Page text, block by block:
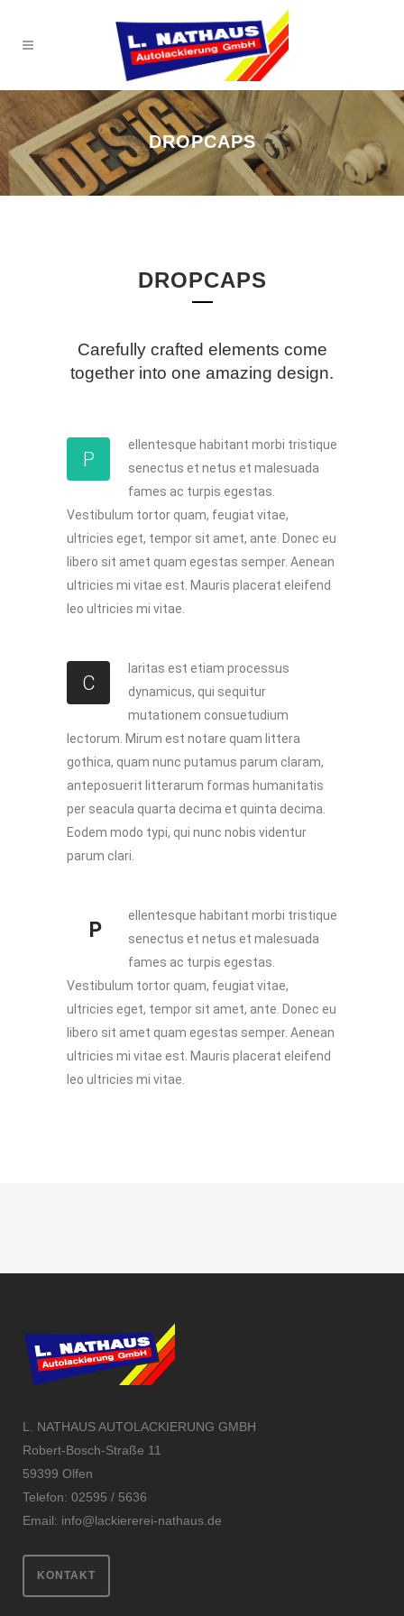
DROPCAPS
DROPCAPS
Carefully crafted elements come
together into one amazing design.
P
ellentesque habitant morbi tristique
senectus et netus et malesuada
fames ac turpis egestas.
Vestibulum tortor quam, feugiat vitae,
ultricies eget, tempor sit amet, ante. Donec eu
libero sit amet quam egestas semper. Aenean
ultricies mi vitae est. Mauris placerat eleifend
leo ultricies mi vitae.
C
laritas est etiam processus
dynamicus, qui sequitur
mutationem consuetudium
lectorum. Mirum est notare quam littera
gothica, quam nunc putamus parum claram,
anteposuerit litterarum formas humanitatis
per seacula quarta decima et quinta decima.
Eodem modo typi, qui nunc nobis videntur
parum clari.
P
ellentesque habitant morbi tristique
senectus et netus et malesuada
fames ac turpis egestas.
Vestibulum tortor quam, feugiat vitae,
ultricies eget, tempor sit amet, ante. Donec eu
libero sit amet quam egestas semper. Aenean
ultricies mi vitae est. Mauris placerat eleifend
leo ultricies mi vitae.
L. NATHAUS AUTOLACKIERUNG GMBH
Robert-Bosch-Straße 11
59399 Olfen
Telefon: 02595 / 5636
Email: info@lackiererei-nathaus.de
KONTAKT